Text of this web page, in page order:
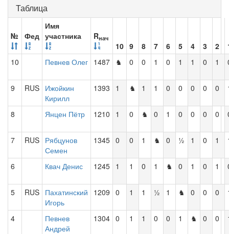
Таблица
№ Фед
Имя
участника
Rнач
10 9 8 7 6 5 4 3 2
10
Певнев Олег 1487 ♞ 0 0 1 0 1 1 0 1
9 RUS Ижойкин
Кирилл
1393 1 ♞ 1 1 0 0 0 0 0
8 Янцен Пётр 1210 1 0 ♞ 0 1 0 0 0 0
7 RUS Рябцунов
Семен
1345 0 0 1 ♞ 0 ½ 1 0 1
6 Квач Денис 1245 1 1 0 1 ♞ 0 1 0 1
5 RUS Пахатинский
Игорь
1209 0 1 1 ½ 1 ♞ 0 0 0
4
Певнев
Андрей
1304 0 1 1 0 0 1 ♞ 0 0